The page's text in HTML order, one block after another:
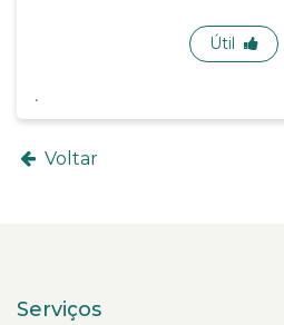
Útil
Voltar
Serviços